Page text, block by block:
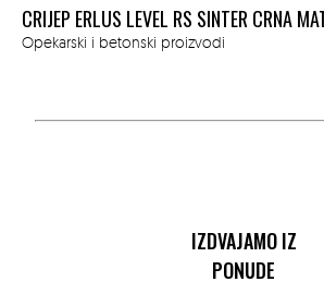
CRIJEP ERLUS LEVEL RS SINTER CRNA
Opekarski i betonski proizvodi
IZDVAJAMO IZ
PONUDE